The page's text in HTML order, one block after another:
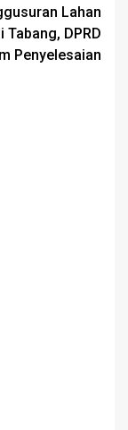
Lahan
Tabang, DPRD
Penyelesaian